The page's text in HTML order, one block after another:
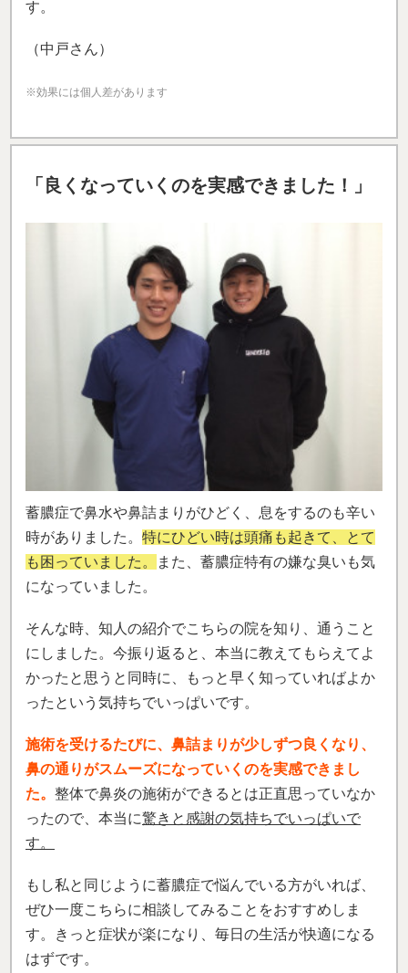
す。
（中戸さん）
※効果には個人差があります
「良くなっていくのを実感できました！」
蓄膿症で鼻水や鼻詰まりがひどく、息をするのも辛い
時がありました。 特にひどい時は頭痛も起きて、とて
も困っていました。
また、蓄膿症特有の嫌な臭いも気
になっていました。
そんな時、知人の紹介でこちらの院を知り、通うこと
にしました。今振り返ると、本当に教えてもらえてよ
かったと思うと同時に、もっと早く知っていればよか
ったという気持ちでいっぱいです。
施術を受けるたびに、鼻詰まりが少しずつ良くなり、
鼻の通りがスムーズになっていくのを実感できまし
た。 整体で鼻炎の施術ができるとは正直思っていなか
ったので、本当に驚きと感謝の気持ちでいっぱいで
す。
もし私と同じように蓄膿症で悩んでいる方がいれば、
ぜひ一度こちらに相談してみることをおすすめしま
す。きっと症状が楽になり、毎日の生活が快適になる
はずです。